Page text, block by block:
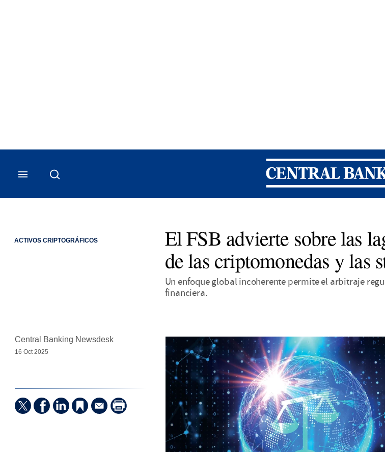
Central Banking
ACTIVOS CRIPTOGRÁFICOS
El FSB advierte sobre las
de las criptomonedas y las
Un enfoque global incoherente permite el arbitraje
financiera.
Central Banking Newsdesk
16 Oct 2025